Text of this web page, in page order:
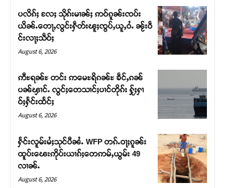
ပလိၵ်ႈ လႄႈ သိုၵ်းမၢၼ်ႈ ဢဝ်ၵူၼ်းၸပ်း
ယိၼ်ႉတေႃႇလွင်းႁဵတ်းၽူႈၸွပ်ႇယူႇဝႆႉ ၼႂ်းဝဵ
င်းလႃႈသဵဝ်ႈ
August 6, 2026
ဢီႊရၼ်ႊ တင်း ဢမေႊရိၵၼ်ႊ ၶဵင်ႇၵၼ်
ပၼ်ၾၢင်ႉ လွင်ႈတေသၢင်ႈပၢင်တိုၵ်း ႁႂ်ႈႁၢ
ဝ်ႈႁႅင်းထႅင်ႈ
August 6, 2026
ႁႅင်းလူမ်းမႆႈသုင်ပီၼႆႉ WFP တၵ်ႉဝႃႈၵူၼ်း
ထူပ်းၽေးဢိုပ်းယၢၵ်ႈတေဢမ်ႇယွမ်း 49
လၢၼ်ႉ
August 6, 2026